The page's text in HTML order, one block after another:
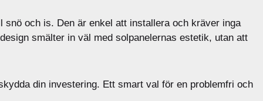
och is. Den är enkel att installera och kräver inga
smälter in väl med solpanelernas estetik, utan att
din investering. Ett smart val för en problemfri och